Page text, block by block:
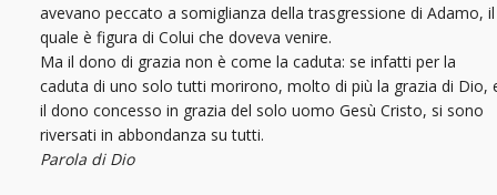
avevano peccato a somiglianza della trasgressione di Adamo, il
quale è figura di Colui che doveva venire.
Ma il dono di grazia non è come la caduta: se infatti per la
caduta di uno solo tutti morirono, molto di più la grazia di Dio,
il dono concesso in grazia del solo uomo Gesù Cristo, si sono
riversati in abbondanza su tutti.
Parola di Dio